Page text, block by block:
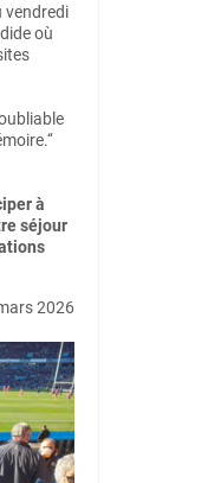
vendredi
où
à
séjour
2026